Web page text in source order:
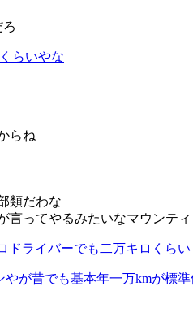
らいやな
らね
類だわな
言ってやるみたいなマウンテ
ドライバーでも二万キロくらい
が昔でも基本年一万kmが標